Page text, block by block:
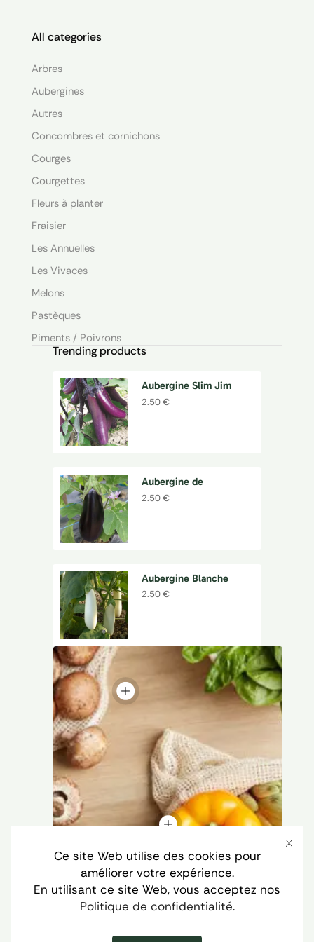
All categories
Arbres
Aubergines
Autres
Concombres et cornichons
Courges
Courgettes
Fleurs à planter
Fraisier
Les Annuelles
Les Vivaces
Melons
Pastèques
Piments / Poivrons
Plantes aromatiques et médicinales
Plants potagers
Tomates
Tomates cerise
Trending products
Aubergine Slim Jim
2.50€
Aubergine de
Barbentane
2.50€
Aubergine Blanche
Dourga
2.50€
Ce site Web utilise des cookies pour
améliorer votre expérience.
En utilisant ce site Web, vous acceptez nos
Politique de confidentialité.